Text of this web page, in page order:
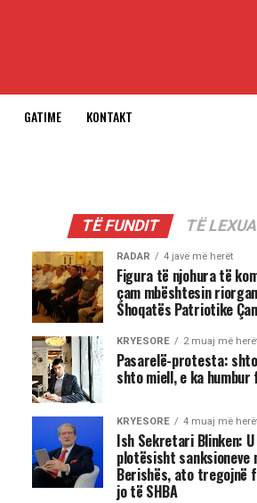
GATIME KONTAKT
TË FUNDIT TË
RADAR 4 javë më herët
Figura të njohura të
çam mbështesin
Shoqatës Patriotike
KRYESORE 2 muaj më
Pasarelë-protesta:
shto miell, e ka
KRYESORE 4 muaj më
Ish Sekretari Blinken:
plotësisht sanksioneve
Berishës, ato tregojnë
jo të SHBA